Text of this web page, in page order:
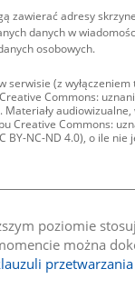
poziomie
można
zawierać adresy
danych w
osobowych.
serwisie (z
Commons:
Materiały
Creative Commons:
BY-NC-ND 4.0), o ile